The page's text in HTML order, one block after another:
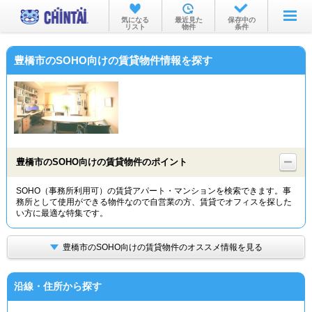
お部屋を探す
沿線・駅から
物件特集から
TOP
気になる
リスト
最近見た
物件
保存中の
条件
豊橋市のSOHO向けの賃貸物件情報を探す
豊橋市のSOHO向けの賃貸物件のポイント
SOHO（事務所利用可）の賃貸アパート・マンションを検索できます。事
務所として使用ができる物件なので自営業の方、賃貸でオフィスを探した
い方に最適な特集です。
豊橋市のSOHO向けの賃貸物件のオススメ情報を見る
沿線・住所から探す